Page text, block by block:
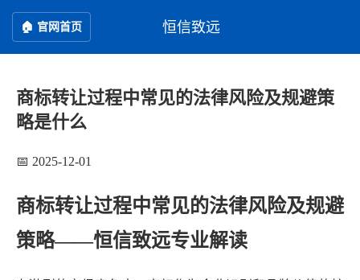
🏠 官网首页 恒信致远
商标转让过程中常见的法律风险及规避策
略是什么
📅 2025-12-01
商标转让过程中常见的法律风险及规避
策略——恒信致远专业解读